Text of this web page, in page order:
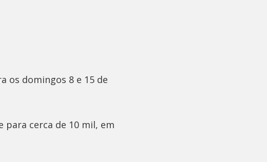
os domingos 8 e 15 de
para cerca de 10 mil, em